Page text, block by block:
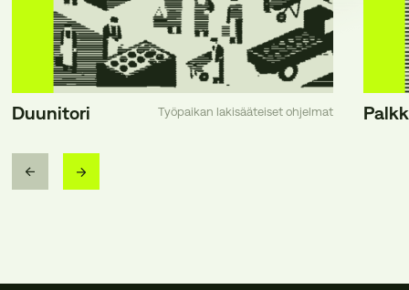
Duunitori Työpaikan lakisääteiset ohjelmat